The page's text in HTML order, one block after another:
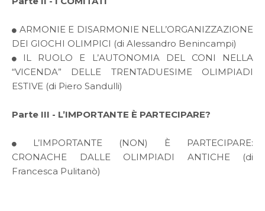
ARMONIE E DISARMONIE NELL’ORGANIZZAZIONE
DEI GIOCHI OLIMPICI (di Alessandro Benincampi)
IL RUOLO E L’AUTONOMIA DEL CONI NELLA
“VICENDA” DELLE TRENTADUESIME OLIMPIADI
ESTIVE (di Piero Sandulli)
Parte III - L’IMPORTANTE È PARTECIPARE?
L’IMPORTANTE (NON) È PARTECIPARE:
CRONACHE DALLE OLIMPIADI ANTICHE (di
Francesca Pulitanò)